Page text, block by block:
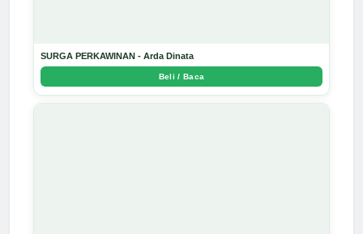
SURGA PERKAWINAN - Arda Dinata
Beli / Baca